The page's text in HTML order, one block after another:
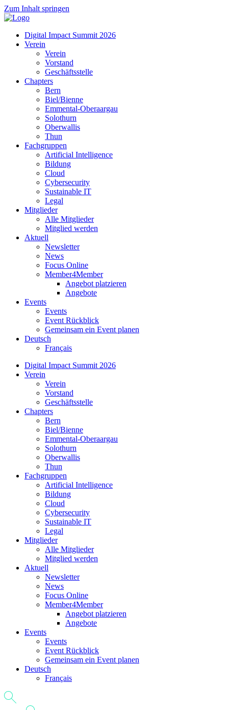
Zum Inhalt springen
Digital Impact Summit 2026
Verein
Verein
Vorstand
Geschäftsstelle
Chapters
Bern
Biel/Bienne
Emmental-Oberaargau
Solothurn
Oberwallis
Thun
Fachgruppen
Artificial Intelligence
Bildung
Cloud
Cybersecurity
Sustainable IT
Legal
Mitglieder
Alle Mitglieder
Mitglied werden
Aktuell
Newsletter
News
Focus Online
Member4Member
Angebot platzieren
Angebote
Events
Events
Event Rückblick
Gemeinsam ein Event planen
Deutsch
Français
Digital Impact Summit 2026
Verein
Verein
Vorstand
Geschäftsstelle
Chapters
Bern
Biel/Bienne
Emmental-Oberaargau
Solothurn
Oberwallis
Thun
Fachgruppen
Artificial Intelligence
Bildung
Cloud
Cybersecurity
Sustainable IT
Legal
Mitglieder
Alle Mitglieder
Mitglied werden
Aktuell
Newsletter
News
Focus Online
Member4Member
Angebot platzieren
Angebote
Events
Events
Event Rückblick
Gemeinsam ein Event planen
Deutsch
Français